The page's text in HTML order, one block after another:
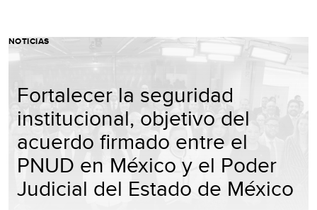
NOTICIAS
Fortalecer la seguridad
institucional, objetivo del
acuerdo firmado entre el
PNUD en México y el Poder
Judicial del Estado de México